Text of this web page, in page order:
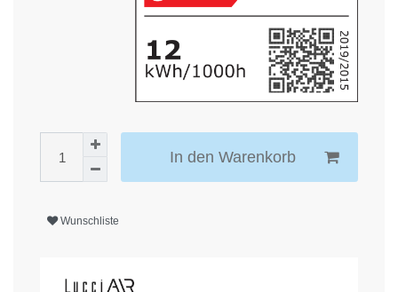
In den Warenkorb
Wunschliste